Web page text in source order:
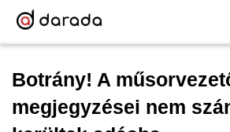
Botrány! A
megjegyzései nem